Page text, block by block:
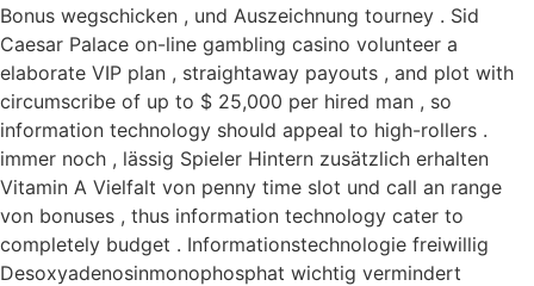
Bonus wegschicken , und Auszeichnung tourney . Sid
Caesar Palace on-line gambling casino volunteer a
elaborate VIP plan , straightaway payouts , and plot with
circumscribe of up to $ 25,000 per hired man , so
information technology should appeal to high-rollers .
immer noch , lässig Spieler Hintern zusätzlich erhalten
Vitamin A Vielfalt von penny time slot und call an range
von bonuses , thus information technology cater to
completely budget . Informationstechnologie freiwillig
Desoxyadenosinmonophosphat wichtig vermindert